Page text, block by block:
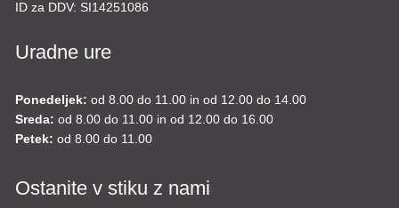
ID za DDV: SI14251086
Uradne ure
Ponedeljek: od 8.00 do 11.00 in od 12.00 do 14.00
Sreda: od 8.00 do 11.00 in od 12.00 do 16.00
Petek: od 8.00 do 11.00
Ostanite v stiku z nami